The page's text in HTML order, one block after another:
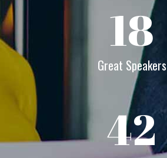
18
Great Speakers
42